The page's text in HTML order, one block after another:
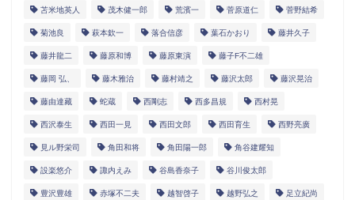
苫米地英人 茂木健一郎 荒濱一 菅原道仁 菅野結希
菊池良 萩本欽一 落合信彦 葉石かおり 藤井久子
藤井龍二 藤原和博 藤原東演 藤子F不二雄
藤岡 弘、 藤木雅治 藤村靖之 藤沢太郎 藤沢晃治
藤由達藏 蛇蔵 西剛志 西多昌規 西村晃
西沢泰生 西田一見 西田文郎 西田育生 西野亮廣
見ル野栄司 角田和将 角田陽一郎 角谷建耀知
設楽悠介 諏内えみ 谷島香奈子 谷川俊太郎
豊沢豊雄 赤塚不二夫 越智啓子 越野弘之 足立紀尚